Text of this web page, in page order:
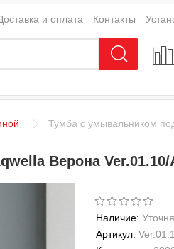
и оплата Контакты
Тумба с умывальником
Верона Ver.01.10/
Наличие:
Артикул: